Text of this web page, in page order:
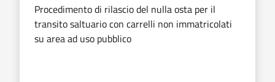
Procedimento di rilascio del nulla osta per il
transito saltuario con carrelli non immatricolati
su area ad uso pubblico